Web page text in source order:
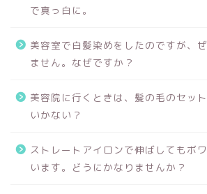
で真っ白に。
美容室で白髪染めをしたのですが、
ません。なぜですか？
美容院に行くときは、髪の毛のセッ
いかない？
ストレートアイロンで伸ばしてもボ
います。どうにかなりませんか？